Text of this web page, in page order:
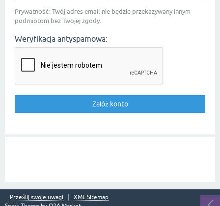
Prywatność: Twój adres email nie będzie przekazywany innym
podmiotom bez Twojej zgody.
Weryfikacja antyspamowa:
Prześlij swoje uwagi
XML Sitemap